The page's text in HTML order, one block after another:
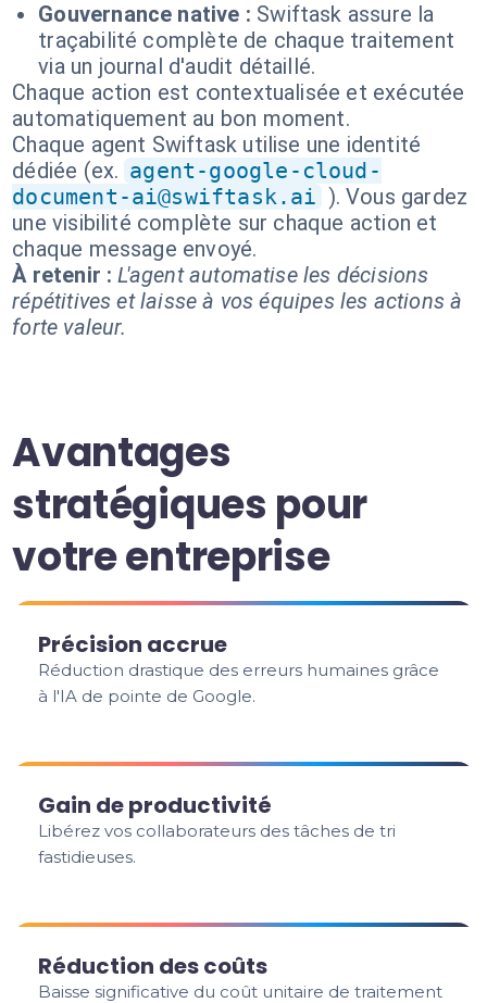
Gouvernance native : Swiftask assure la
traçabilité complète de chaque traitement
via un journal d'audit détaillé.
Chaque action est contextualisée et exécutée
automatiquement au bon moment.
Chaque agent Swiftask utilise une identité
dédiée (ex. agent-google-cloud-
document-ai@swiftask.ai ). Vous gardez
une visibilité complète sur chaque action et
chaque message envoyé.
À retenir : L'agent automatise les décisions
répétitives et laisse à vos équipes les actions à
forte valeur.
Avantages
stratégiques pour
votre entreprise
Précision accrue
Réduction drastique des erreurs humaines grâce
à l'IA de pointe de Google.
Gain de productivité
Libérez vos collaborateurs des tâches de tri
fastidieuses.
Réduction des coûts
Baisse significative du coût unitaire de traitement